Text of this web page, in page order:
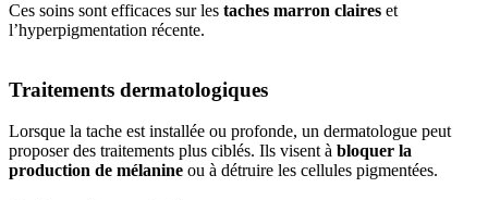
Ces soins sont efficaces sur les taches marron claires et
l’hyperpigmentation récente.
Traitements dermatologiques
Lorsque la tache est installée ou profonde, un dermatologue peut
proposer des traitements plus ciblés. Ils visent à bloquer la
production de mélanine ou à détruire les cellules pigmentées.